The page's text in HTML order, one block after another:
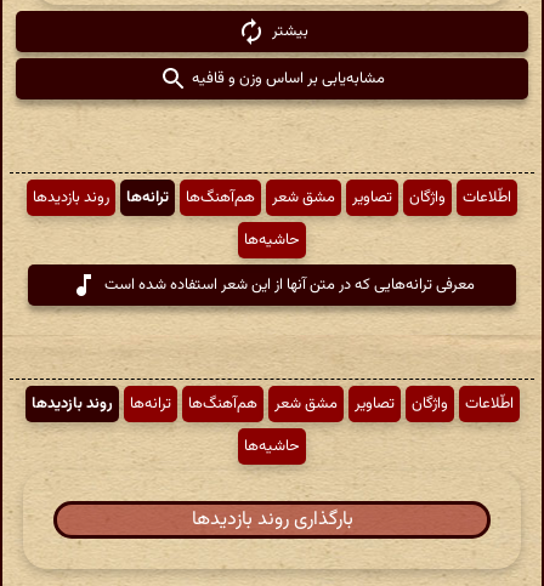
بیشتر
مشابه‌یابی بر اساس وزن و قافیه
اطّلاعات واژگان تصاویر مشق شعر هم‌آهنگ‌ها ترانه‌ها
روند بازدیدها
حاشیه‌ها
معرفی ترانه‌هایی که در متن آنها از این شعر استفاده شده است
اطّلاعات واژگان تصاویر مشق شعر هم‌آهنگ‌ها ترانه‌ها
روند بازدیدها
حاشیه‌ها
بارگذاری روند بازدیدها